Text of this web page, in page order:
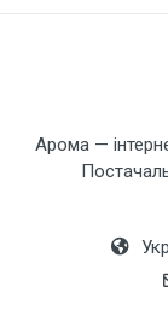
Арома —